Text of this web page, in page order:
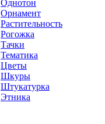
Однотон
Орнамент
Растительность
Рогожка
Тачки
Тематика
Цветы
Шкуры
Штукатурка
Этника